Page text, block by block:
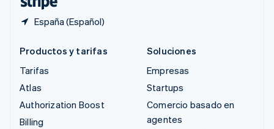
España (Español)
Productos y tarifas
Tarifas
Atlas
Authorization Boost
Billing
Soluciones
Empresas
Startups
Comercio basado en
agentes